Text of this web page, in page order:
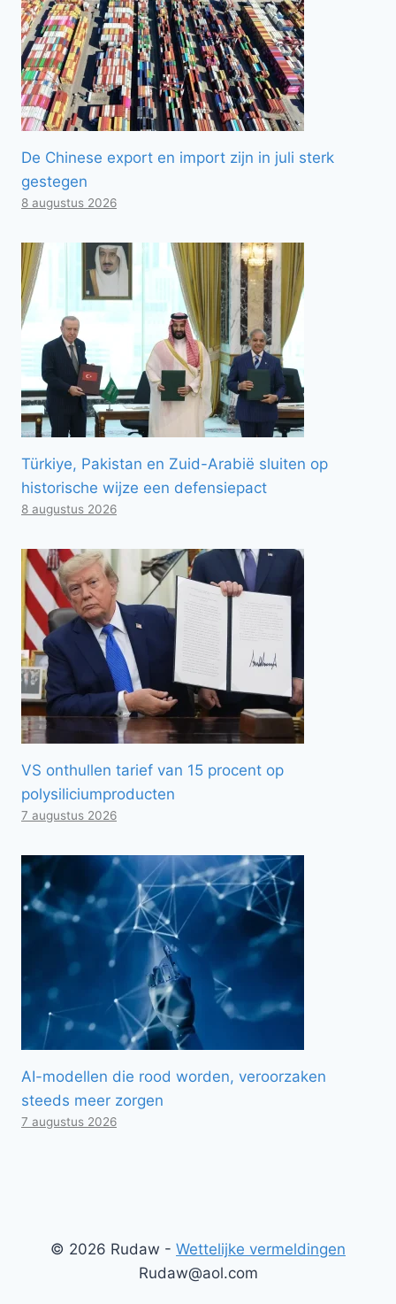
De Chinese export en import zijn in juli sterk
gestegen
8 augustus 2026
Türkiye, Pakistan en Zuid-Arabië sluiten op
historische wijze een defensiepact
8 augustus 2026
VS onthullen tarief van 15 procent op
polysiliciumproducten
7 augustus 2026
AI-modellen die rood worden, veroorzaken
steeds meer zorgen
7 augustus 2026
© 2026 Rudaw - Wettelijke vermeldingen
Rudaw@aol.com